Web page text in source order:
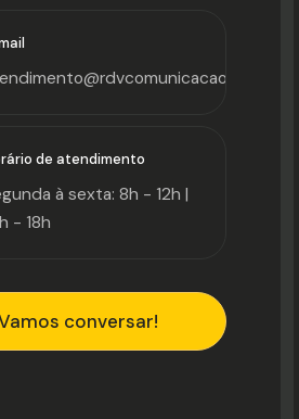
de atendimento
à sexta: 8h - 12h |
- 18h
conversar!